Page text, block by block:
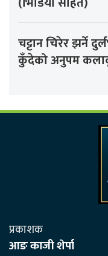
चट्टान चिरेर झर्ने
कुँदेको अनुपम
प्रकाशक
आङ काजी शेर्पा